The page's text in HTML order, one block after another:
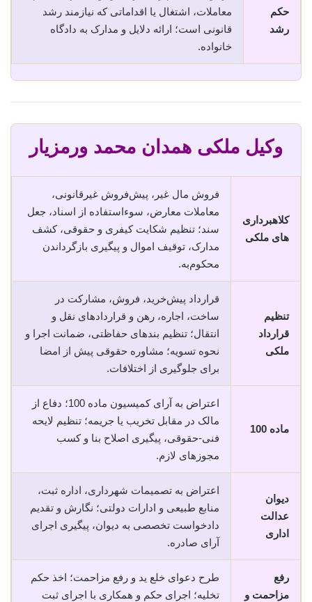
حکم
رشد
معاملات، اشتغال یا اقداماتی که نیازمند رشد
قانونی است؛ ارائه دلایل و مدارک به دادگاه
خانواده.
وکیل ملکی همدان محمد ورمزیار
کلاهبرداری
های ملکی
فروش مال غیر، پیش‌فروش غیرقانونی،
معاملات معارض، سوء‌استفاده از اسناد، جعل
سند؛ تنظیم شکایت کیفری و حقوقی، کشف
مدارک، توقیف اموال و پیگیری بازگرداندن
محکوم‌به.
تنظیم
قرارداد
ملکی
قرارداد پیش‌خرید، فروش، مشارکت در
ساخت، اجاره، رهن و قراردادهای نقل و
انتقال؛ تنظیم بندهای حفاظتی، ضمانت اجرا و
نحوه تسویه؛ مشاوره حقوقی پیش از امضا
برای جلوگیری از اختلافات.
ماده 100
اعتراض به آرای کمیسیون ماده 100؛ دفاع از
مالک در مقابل تخریب یا جریمه؛ تنظیم لایحه
فنی-حقوقی، پیگیری اصلاح بنا و کسب
مجوزهای لازم.
دیوان
عدالت
اداری
اعتراض به تصمیمات شهرداری، اداره ثبت،
منابع طبیعی و ادارات دولتی؛ نگارش و تقدیم
دادخواست تخصصی به دیوان، پیگیری اجرای
آرای صادره.
رفع
مزاحمت و
طرح دعوای خلع ید و رفع مزاحمت؛ اخذ حکم
تخلیه؛ اجرای حکم و همکاری با اجرای ثبت